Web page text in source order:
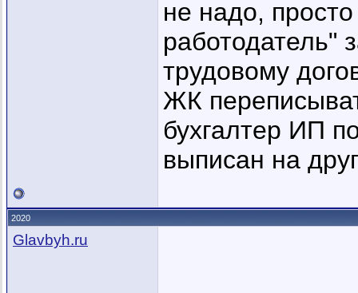
не надо,
работодатель"
трудовому
ЖК
бухгалтер ИП
выписан на
2020
Glavbyh.ru